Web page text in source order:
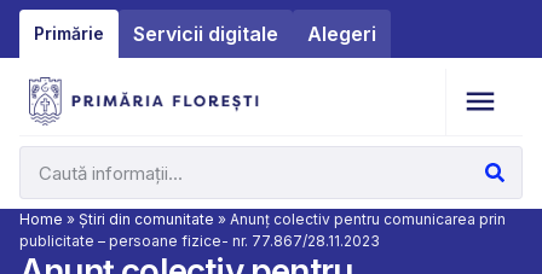
Primărie Servicii digitale Alegeri
Home » Știri din comunitate » Anunț colectiv pentru comunicarea prin
publicitate – persoane fizice- nr. 77.867/28.11.2023